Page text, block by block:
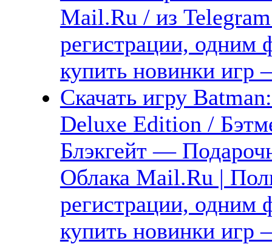
Mail.Ru / из
регистрации, одним
купить новинки
Скачать игру
Deluxe Edition /
Блэкгейт —
Облака Mail.Ru |
регистрации, одним
купить новинки